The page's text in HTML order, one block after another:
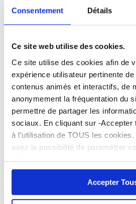
Consentement Détails
Ce site web utilise des cookies.
Ce site utilise des cookies afin de
expérience utilisateur pertinente
contenus animés et interactifs, de
anonymement la fréquentation du
permettre de partager les
sociaux. En cliquant sur -Accepter
à l'utilisation de TOUS les cookies.
avez la possibilité de paramétrer
refuser tous les cookies non-
entièrement votre consentement.
pas accepter tous les cookies peut
fonctionnalités du site.> Lire
Accepter
sur son état civil les
plus complets ou un mandataire
Pièces à produire
Certificat de décès délivré par
Toute pièce concernant le
de naissance ou de mariage.
Pièce d’identité du déclarant.
Facebook